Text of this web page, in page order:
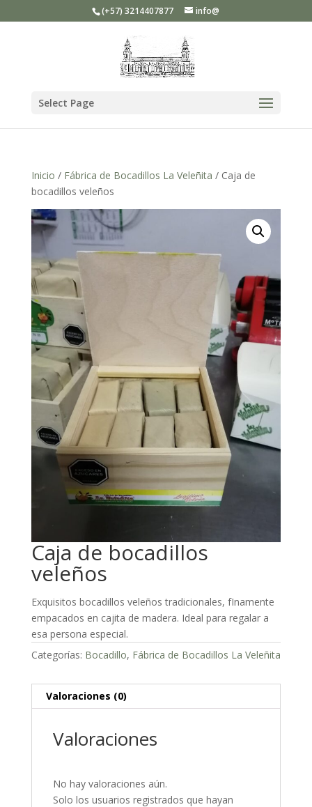
(+57) 3214407877 info@
Select Page
Inicio / Fábrica de Bocadillos La Veleñita / Caja de
bocadillos veleños
Caja de bocadillos
veleños
Exquisitos bocadillos veleños tradicionales, fInamente
empacados en cajita de madera. Ideal para regalar a
esa persona especial.
Categorías: Bocadillo, Fábrica de Bocadillos La Veleñita
Valoraciones (0)
Valoraciones
No hay valoraciones aún.
Solo los usuarios registrados que hayan